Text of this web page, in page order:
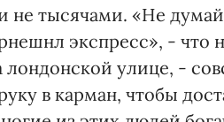
не тысячами. «Не
экспресс», - что
улице, -
в карман, чтобы